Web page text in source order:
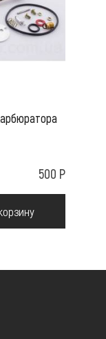
500 Р